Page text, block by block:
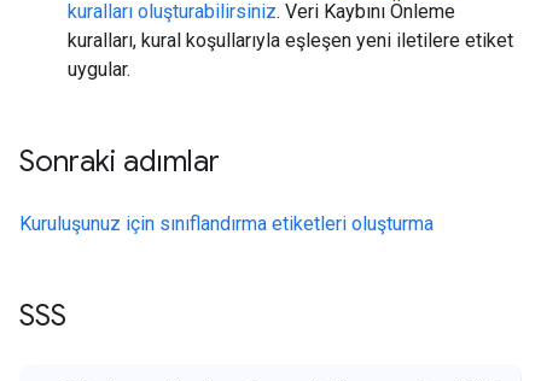
kuralları oluşturabilirsiniz. Veri Kaybını Önleme
kuralları, kural koşullarıyla eşleşen yeni iletilere etiket
uygular.
Sonraki adımlar
Kuruluşunuz için sınıflandırma etiketleri oluşturma
SSS